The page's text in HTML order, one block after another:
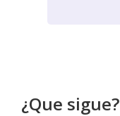
¿Que sigue?